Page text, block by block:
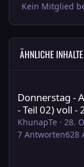
Kein Mitglied
ÄHNLICHE INHALTE
Donnerstag -
- Teil 02) voll -
KhunapTe · 28.
7 Antworten628